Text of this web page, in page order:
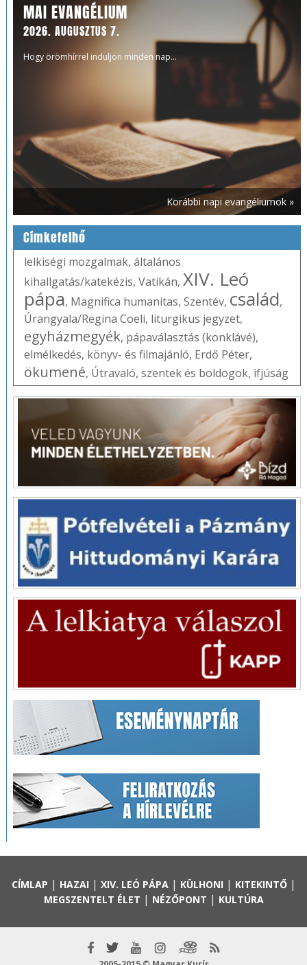
MAI EVANGÉLIUM
2026. AUGUSZTUS 7.
Hogy örömhírrel induljon minden nap...
Korábbi napi evangéliumok »
Címkefelhő
lelkiségi mozgalmak, általános
kihallgatás/katekézis, Vatikán, XIV. Leó
pápa, Magnifica humanitas, Szentév, család,
Úrangyala/Regina Coeli, liturgikus jegyzet,
egyházmegyék, pápaválasztás (konklávé),
elmélkedés, könyv- és filmajánló, Erdő Péter,
ökumené, Útravaló, szentek és boldogok, ifjúság
CÍMLAP | HAZAI | XIV. LEÓ PÁPA| KÜLHONI | KITEKINTŐ|
MEGSZENTELT ÉLET | NÉZŐPONT | KULTÚRA